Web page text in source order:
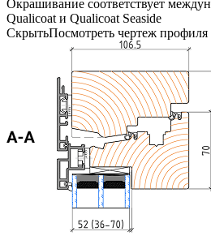
Окрашивание соответствует
Qualicoat и Qualicoat Seaside
СкрытьПосмотреть чертеж профиля